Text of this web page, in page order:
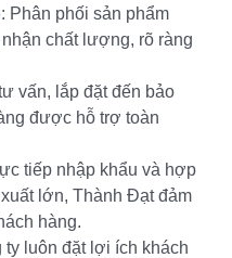
: Phân phối sản phẩm
chất lượng, rõ ràng
vấn, lắp đặt đến bảo
được hỗ trợ toàn
tiếp nhập khẩu và hợp
lớn, Thành Đạt đảm
hàng.
ty luôn đặt lợi ích khách